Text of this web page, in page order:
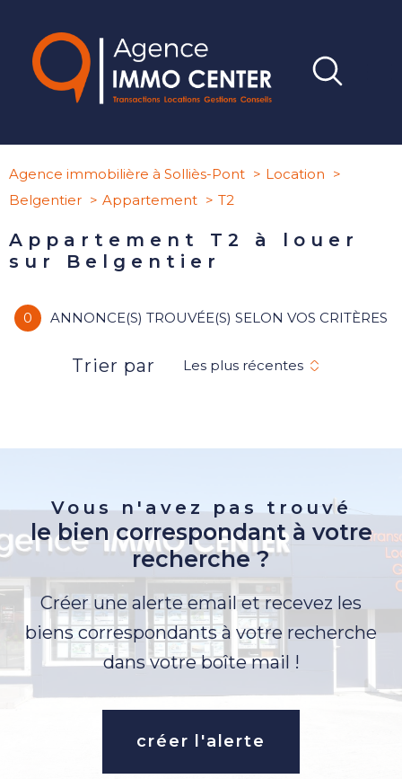
Agence immobilière à Solliès-Pont
Location
Belgentier
Appartement T2
Appartement T2 à louer
sur Belgentier
0 ANNONCE(S) TROUVÉE(S) SELON VOS CRITÈRES
Trier par Les plus récentes
Vous n'avez pas trouvé
le bien correspondant à votre
recherche ?
Créer une alerte email et recevez les
biens correspondants à votre recherche
dans votre boîte mail !
créer l'alerte